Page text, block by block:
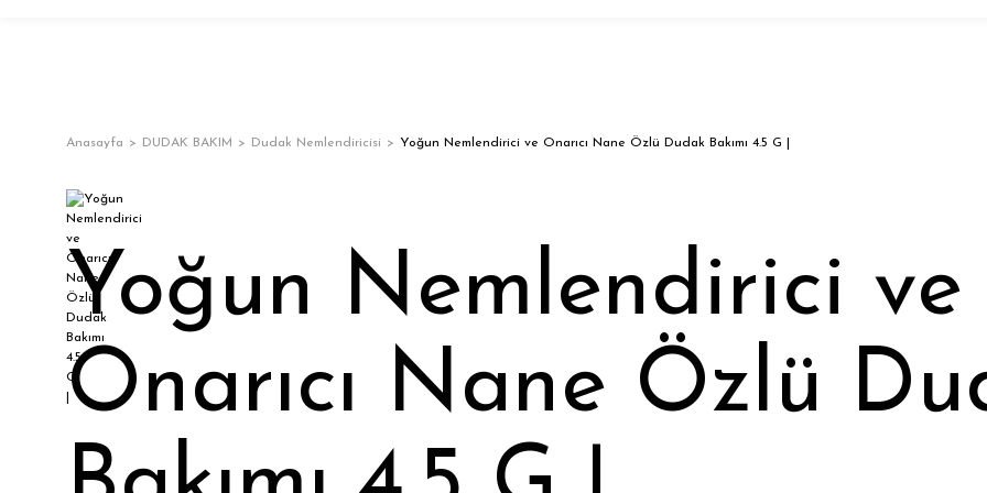
Anasayfa DUDAK BAKIM Dudak Nemlendiricisi Yoğun Nemlendirici ve Onarıcı Nane Özlü Dudak Bakımı 4.5 G |
Yoğun Nemlendirici ve
Onarıcı Nane Özlü